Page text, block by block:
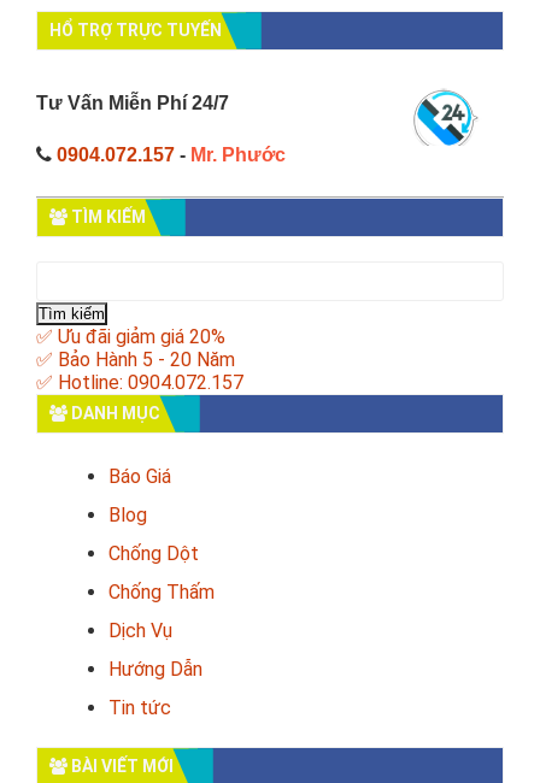
HỔ TRỢ TRỰC TUYẾN
Tư Vấn Miễn Phí 24/7
0904.072.157 - Mr. Phước
TÌM KIẾM
cho:
✅ Ưu đãi giảm giá 20%
✅ Bảo Hành 5 - 20 Năm
✅ Hotline: 0904.072.157
DANH MỤC
Báo Giá
Blog
Chống Dột
Chống Thấm
Dịch Vụ
Hướng Dẫn
Tin tức
BÀI VIẾT MỚI